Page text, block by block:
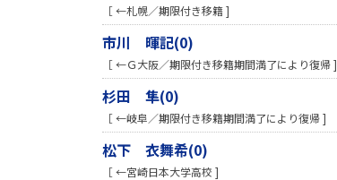
［ ←札幌／期限付き移籍 ]
市川 暉記(0)
［ ←Ｇ大阪／期限付き移籍期間満了により復帰 ]
杉田 隼(0)
［ ←岐阜／期限付き移籍期間満了により復帰 ]
松下 衣舞希(0)
［ ←宮崎日本大学高校 ]